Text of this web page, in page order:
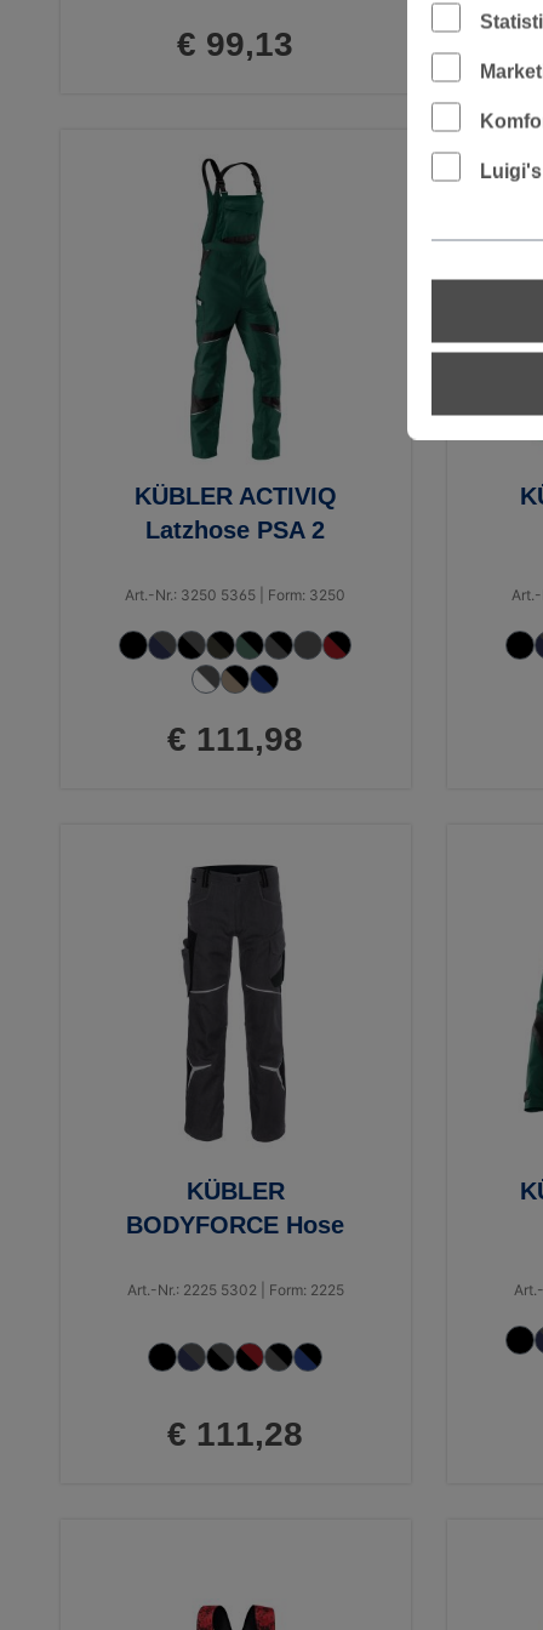
€ 99,13
KÜBLER ACTIVIQ
Latzhose PSA 2
Art.-Nr.: 3250 5365 | Form: 3250
€ 111,98
KÜBLER
BODYFORCE Hose
Art.-Nr.: 2225 5302 | Form: 2225
€ 111,28